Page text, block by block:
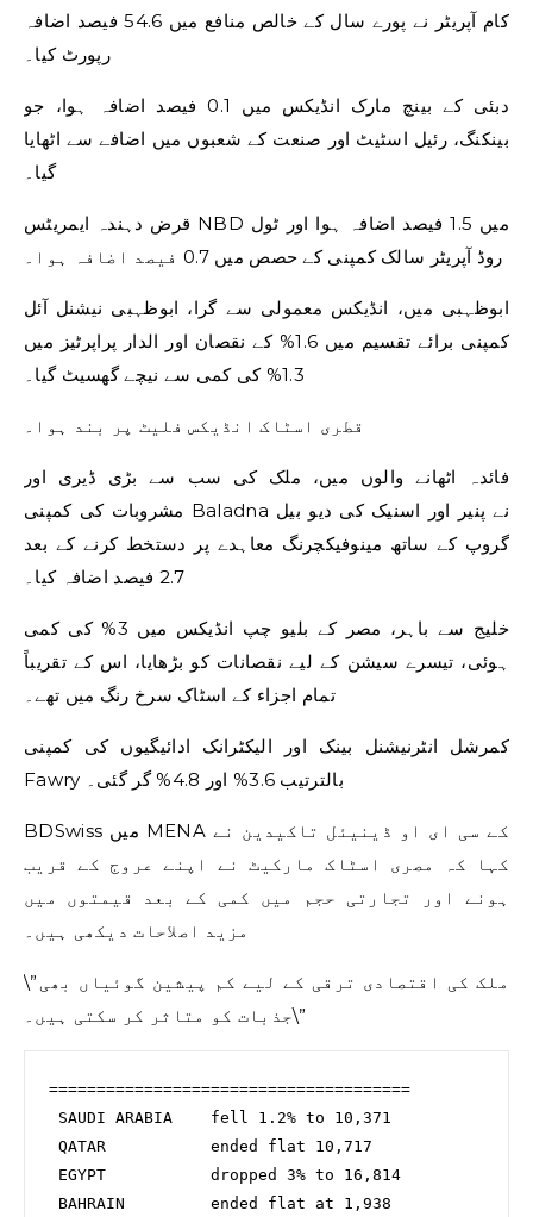
کام آپریٹر نے پورے سال کے خالص منافع میں 54.6 فیصد اضافہ
رپورٹ کیا۔
دبئی کے بینچ مارک انڈیکس میں 0.1 فیصد اضافہ ہوا، جو
بینکنگ، رئیل اسٹیٹ اور صنعت کے شعبوں میں اضافے سے اٹھایا
گیا۔
قرض دہندہ ایمریٹس NBD میں 1.5 فیصد اضافہ ہوا اور ٹول
روڈ آپریٹر سالک کمپنی کے حصص میں 0.7 فیصد اضافہ ہوا۔
ابوظہبی میں، انڈیکس معمولی سے گرا، ابوظہبی نیشنل آئل
کمپنی برائے تقسیم میں 1.6% کے نقصان اور الدار پراپرٹیز میں
1.3% کی کمی سے نیچے گھسیٹ گیا۔
قطری اسٹاک انڈیکس فلیٹ پر بند ہوا۔
فائدہ اٹھانے والوں میں، ملک کی سب سے بڑی ڈیری اور
مشروبات کی کمپنی Baladna نے پنیر اور اسنیک کی دیو بیل
گروپ کے ساتھ مینوفیکچرنگ معاہدے پر دستخط کرنے کے بعد
2.7 فیصد اضافہ کیا۔
خلیج سے باہر، مصر کے بلیو چپ انڈیکس میں 3% کی کمی
ہوئی، تیسرے سیشن کے لیے نقصانات کو بڑھایا، اس کے تقریباً
تمام اجزاء کے اسٹاک سرخ رنگ میں تھے۔
کمرشل انٹرنیشنل بینک اور الیکٹرانک ادائیگیوں کی کمپنی
Fawry بالترتیب 3.6% اور 4.8% گر گئی۔
BDSwiss میں MENA کے سی ای او ڈینیئل تاکیدین نے
کہا کہ مصری اسٹاک مارکیٹ نے اپنے عروج کے قریب
ہونے اور تجارتی حجم میں کمی کے بعد قیمتوں میں
مزید اصلاحات دیکھی ہیں۔
\”ملک کی اقتصادی ترقی کے لیے کم پیشین گوئیاں بھی
جذبات کو متاثر کر سکتی ہیں۔\”
======================================